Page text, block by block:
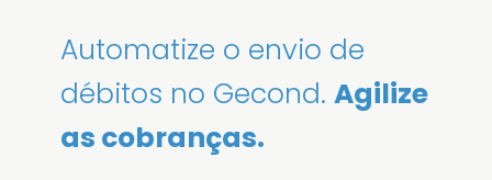
Automatize o envio de
débitos no Gecond. Agilize
as cobranças.